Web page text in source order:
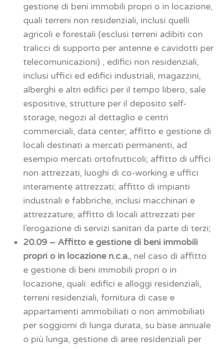
gestione di beni immobili propri o in locazione,
quali terreni non residenziali, inclusi quelli
agricoli e forestali (esclusi terreni adibiti con
tralicci di supporto per antenne e cavidotti per
telecomunicazioni) , edifici non residenziali,
inclusi uffici ed edifici industriali, magazzini,
alberghi e altri edifici per il tempo libero, sale
espositive, strutture per il deposito self-
storage, negozi al dettaglio e centri
commerciali, data center; affitto e gestione di
locali destinati a mercati permanenti, ad
esempio mercati ortofrutticoli; affitto di uffici
non attrezzati, luoghi di co-working e uffici
interamente attrezzati; affitto di impianti
industriali e fabbriche, inclusi macchinari e
attrezzature; affitto di locali attrezzati per
l’erogazione di servizi sanitari da parte di terzi;
20.09 – Affitto e gestione di beni immobili
propri o in locazione n.c.a., nel caso di affitto
e gestione di beni immobili propri o in
locazione, quali: edifici e alloggi residenziali,
terreni residenziali, fornitura di case e
appartamenti ammobiliati o non ammobiliati
per soggiorni di lunga durata, su base annuale
o più lunga, gestione di aree residenziali per